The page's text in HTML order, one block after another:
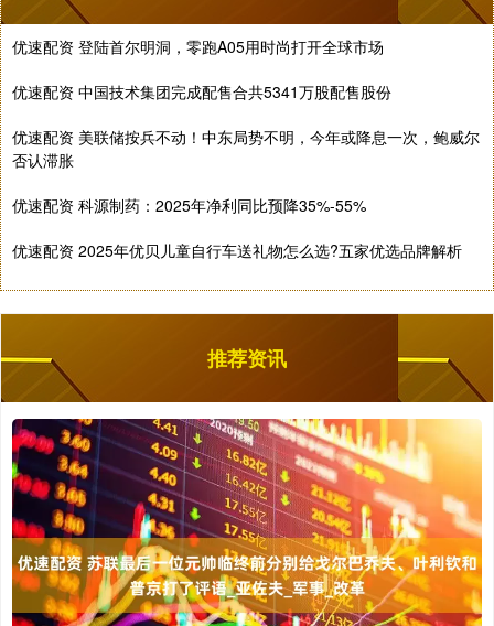
优速配资 登陆首尔明洞，零跑A05用时尚打开全球市场
优速配资 中国技术集团完成配售合共5341万股配售股份
优速配资 美联储按兵不动！中东局势不明，今年或降息一次，鲍威尔
否认滞胀
优速配资 科源制药：2025年净利同比预降35%-55%
优速配资 2025年优贝儿童自行车送礼物怎么选?五家优选品牌解析
推荐资讯